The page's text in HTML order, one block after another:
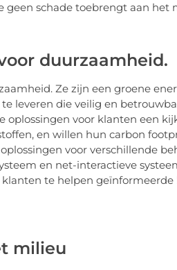
schade toebrengt aan het
duurzaamheid.
Ze zijn een groene
leveren die veilig en
voor klanten een
en willen hun carbon
voor verschillende
en net-interactieve
te helpen geïnformeerde
milieu